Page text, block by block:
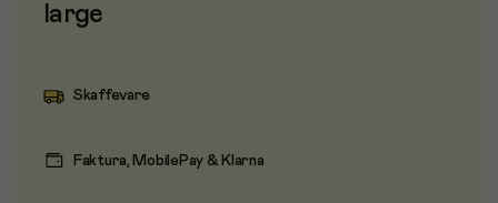
large
Skaffevare
Faktura, MobilePay & Klarna